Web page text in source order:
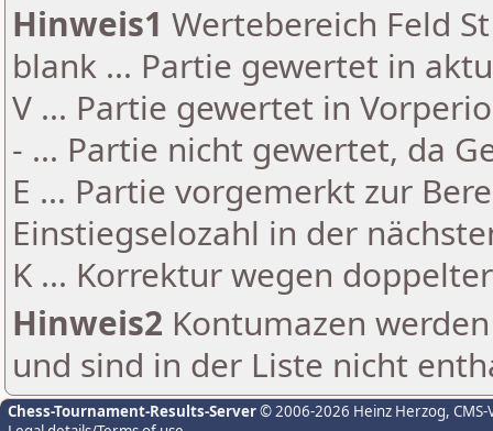
Hinweis1 Wertebereich Feld
blank ... Partie gewertet in
V ... Partie gewertet in
- ... Partie nicht gewertet, da
E ... Partie vorgemerkt zur
Einstiegselozahl in der
K ... Korrektur wegen
Hinweis2 Kontumazen
und sind in der Liste nicht
Chess-Tournament-Results-Server© 2006-2026 Heinz Herzog,